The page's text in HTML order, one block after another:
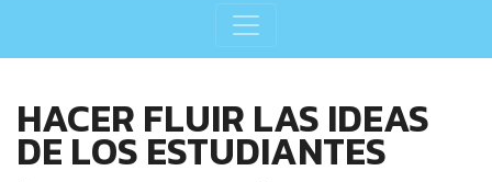
HACER FLUIR LAS IDEAS
DE LOS ESTUDIANTES